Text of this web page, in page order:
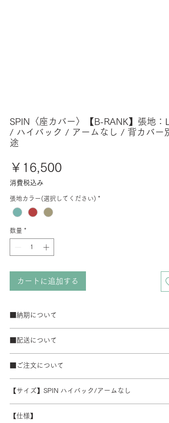
SPIN〈座カバー〉【B-RANK】張地：
/ ハイバック / アームなし / 背カバー
途
￥16,500
消費税込み
張地カラー(選択してください) *
数量 *
カートに追加する
■納期について
ブラック粉体塗装ベース 3週間程度
50台以上の場合は要相談となります。在庫の有無に
て納期が変動することがあります。
■配送について
配送エリアによって料金が異なります。
※数量によって配送方法・配送料を変更することが
ます。 離島・一部地域等への配送は、送料のお見積
受注生産の為、配送日時については別途ご連絡いた
■ご注文について
ズ等)、キャンセルはお受けできませんので、ご注意
さい。
【サイズ】SPIN ハイバック/アームなし
【仕様】